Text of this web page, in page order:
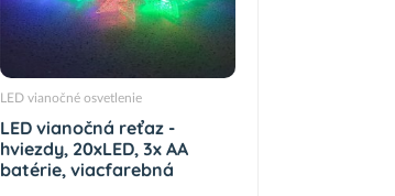
LED vianočné osvetlenie
LED vianočná reťaz -
hviezdy, 20xLED, 3x AA
batérie, viacfarebná